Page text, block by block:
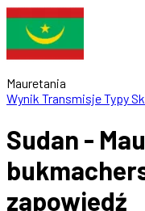
Mauretania
Wynik TransmisjeTypy
Sudan -
zapowiedź